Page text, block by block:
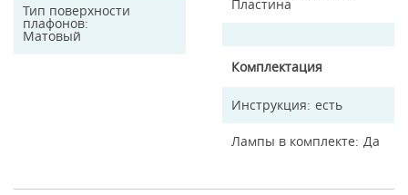
Тип поверхности
плафонов
Матовый
Пластина
Комплектация
Инструкция есть
Лампы в комплекте Да